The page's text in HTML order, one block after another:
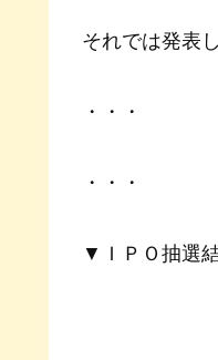
それでは発表
・・・
・・・
▼ＩＰＯ抽選